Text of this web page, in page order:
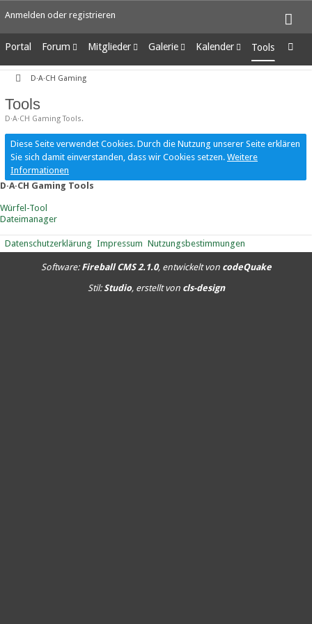
Anmelden oder registrieren
Portal Forum
Unerledigte Themen
Mitglieder
Letzte Aktivitäten
Galerie
Alben
Kalender
Wochenansicht
Tools
D·A·CH Gaming
Tools
D·A·CH Gaming Tools.
Diese Seite verwendet Cookies. Durch die Nutzung unserer Seite erklären
Sie sich damit einverstanden, dass wir Cookies setzen. Weitere
Informationen
D·A·CH Gaming Tools
Würfel-Tool
Dateimanager
Datenschutzerklärung Impressum Nutzungsbestimmungen
Software: Fireball CMS 2.1.0, entwickelt von codeQuake
Stil:Studio, erstellt von cls-design